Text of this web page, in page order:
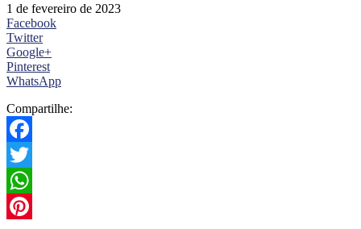
1 de fevereiro de 2023
Facebook
Twitter
Google+
Pinterest
WhatsApp
Compartilhe:
Facebook
Twitter
WhatsApp